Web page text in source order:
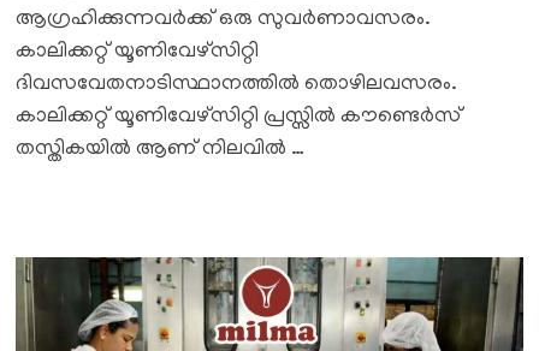
ആഗ്രഹിക്കുന്നവർക്ക് ഒരു സുവർണാവസരം.
കാലിക്കറ്റ് യൂണിവേഴ്സിറ്റി
ദിവസവേതനാടിസ്ഥാനത്തിൽ തൊഴിലവസരം.
കാലിക്കറ്റ് യൂണിവേഴ്സിറ്റി പ്രസ്സിൽ കൗണ്ടെർസ്‌
തസ്തികയിൽ ആണ് നിലവിൽ …